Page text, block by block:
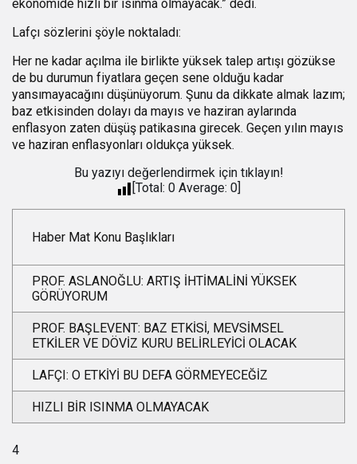
ekonomide hızlı bir ısınma olmayacak.” dedi.
Lafçı sözlerini şöyle noktaladı:
Her ne kadar açılma ile birlikte yüksek talep artışı gözükse
de bu durumun fiyatlara geçen sene olduğu kadar
yansımayacağını düşünüyorum. Şunu da dikkate almak lazım;
baz etkisinden dolayı da mayıs ve haziran aylarında
enflasyon zaten düşüş patikasına girecek. Geçen yılın mayıs
ve haziran enflasyonları oldukça yüksek.
Bu yazıyı değerlendirmek için tıklayın!
[Total: 0 Average: 0
Haber Mat Konu Başlıkları
PROF. ASLANOĞLU: ARTIŞ İHTİMALİNİ YÜKSEK
GÖRÜYORUM
PROF. BAŞLEVENT: BAZ ETKİSİ, MEVSİMSEL
ETKİLER VE DÖVİZ KURU BELİRLEYİCİ OLACAK
LAFÇI: O ETKİYİ BU DEFA GÖRMEYECEĞİZ
HIZLI BİR ISINMA OLMAYACAK
4